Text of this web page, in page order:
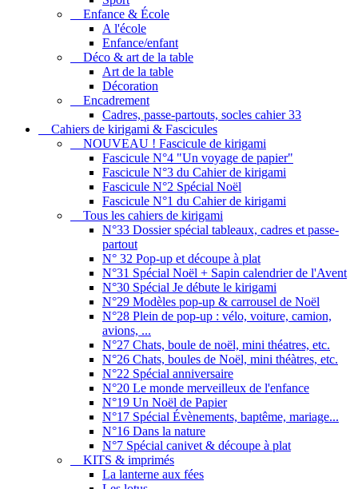
Enfance & École
A l'école
Enfance/enfant
Déco & art de la table
Art de la table
Décoration
Encadrement
Cadres, passe-partouts, socles cahier 33
Cahiers de kirigami & Fascicules
NOUVEAU ! Fascicule de kirigami
Fascicule N°4 "Un voyage de papier"
Fascicule N°3 du Cahier de kirigami
Fascicule N°2 Spécial Noël
Fascicule N°1 du Cahier de kirigami
Tous les cahiers de kirigami
N°33 Dossier spécial tableaux, cadres et passe-
partout
N° 32 Pop-up et découpe à plat
N°31 Spécial Noël + Sapin calendrier de l'Avent
N°30 Spécial Je débute le kirigami
N°29 Modèles pop-up & carrousel de Noël
N°28 Plein de pop-up : vélo, voiture, camion,
avions, ...
N°27 Chats, boule de noël, mini théatres, etc.
N°26 Chats, boules de Noël, mini théàtres, etc.
N°22 Spécial anniversaire
N°20 Le monde merveilleux de l'enfance
N°19 Un Noël de Papier
N°17 Spécial Évènements, baptême, mariage...
N°16 Dans la nature
N°7 Spécial canivet & découpe à plat
KITS & imprimés
La lanterne aux fées